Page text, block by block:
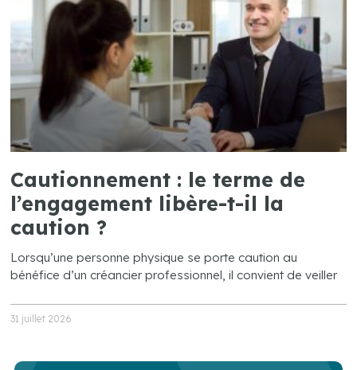
Cautionnement : le terme de
l’engagement libère-t-il la
caution ?
Lorsqu’une personne physique se porte caution au
bénéfice d’un créancier professionnel, il convient de veiller
31 juillet 2026